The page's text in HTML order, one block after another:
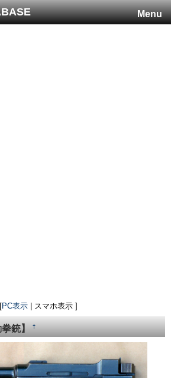
Menu
[PC表示 | スマホ表示 ]
拳銃】†